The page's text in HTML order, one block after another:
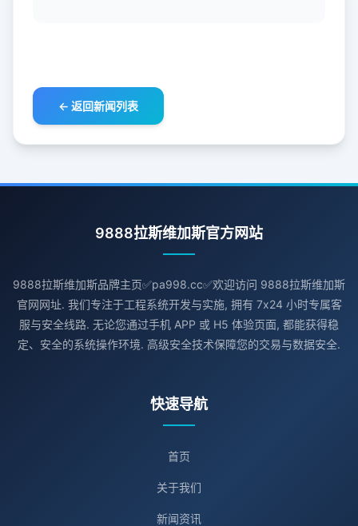
← 返回新闻列表
9888拉斯维加斯官方网站
9888拉斯维加斯品牌主页✅pa998.cc✅欢迎访问 9888拉斯维加斯
官网网址. 我们专注于工程系统开发与实施, 拥有 7x24 小时专属客
服与安全线路. 无论您通过手机 APP 或 H5 体验页面, 都能获得稳
定、安全的系统操作环境. 高级安全技术保障您的交易与数据安全.
快速导航
首页
关于我们
新闻资讯